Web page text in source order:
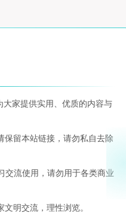
家提供实用、优质的内容与
保留本站链接，请勿私自去除
交流使用，请勿用于各类商业
明交流，理性浏览。